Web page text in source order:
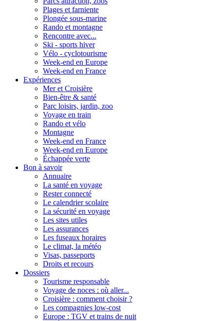
Plages et farniente
Plongée sous-marine
Rando et montagne
Rencontre avec...
Ski - sports hiver
Vélo - cyclotourisme
Week-end en Europe
Week-end en France
Expériences
Mer et Croisière
Bien-être & santé
Parc loisirs, jardin, zoo
Voyage en train
Rando et vélo
Montagne
Week-end en France
Week-end en Europe
Échappée verte
Bon à savoir
Annuaire
La santé en voyage
Rester connecté
Le calendrier scolaire
La sécurité en voyage
Les sites utiles
Les assurances
Les fuseaux horaires
Le climat, la météo
Visas, passeports
Droits et recours
Dossiers
Tourisme responsable
Voyage de noces : où aller...
Croisière : comment choisir ?
Les compagnies low-cost
Europe : TGV et trains de nuit